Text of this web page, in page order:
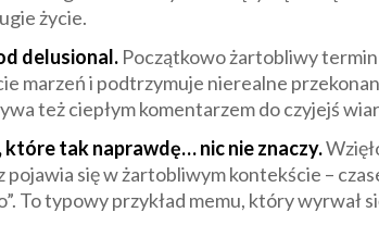
życie.
delusional. Początkowo żartobliwy
marzeń i podtrzymuje nierealne
też ciepłym komentarzem do czyjejś
które tak naprawdę… nic nie znaczy.
pojawia się w żartobliwym kontekście –
To typowy przykład memu, który wyrwał